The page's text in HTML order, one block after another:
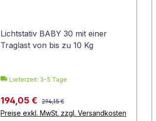
Lichtstativ BABY 30 mit einer
Traglast von bis zu 10 Kg
Lieferzeit: 3-5 Tage
194,05 € 294,15 €
Preise exkl. MwSt. zzgl. Versandkosten